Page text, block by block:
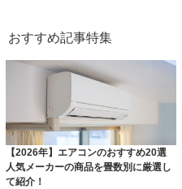
おすすめ記事特集
【2026年】エアコンのおすすめ20選
人気メーカーの商品を畳数別に厳選し
て紹介！